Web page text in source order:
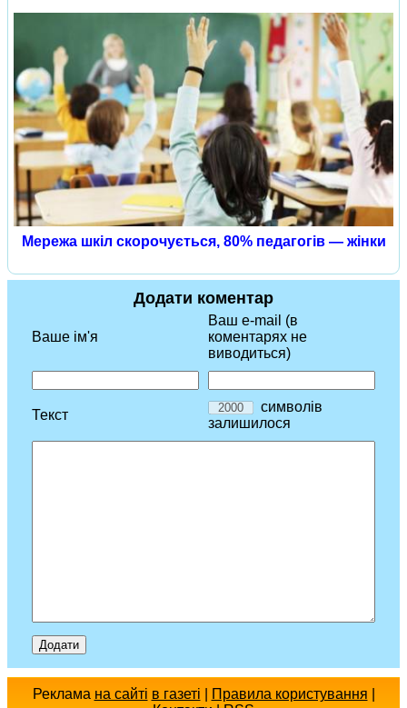
Мережа шкіл скорочується, 80% педагогів — жінки
Додати коментар
Ваше ім'я
Ваш e-mail (в
коментарях не
виводиться)
Текст
символів
залишилося
Реклама на сайті в газеті Правила користування